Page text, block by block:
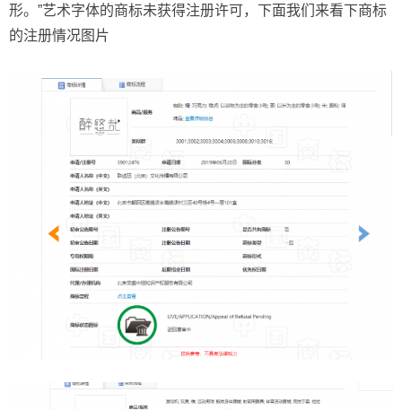
形。”艺术字体的商标未获得注册许可，下面我们来看下商标
的注册情况图片